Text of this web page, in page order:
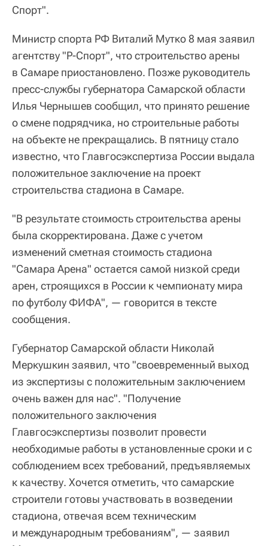
Спорт".
Министр спорта РФ Виталий Мутко 8 мая заявил
агентству "Р-Спорт", что строительство арены
в Самаре приостановлено. Позже руководитель
пресс-службы губернатора Самарской области
Илья Чернышев сообщил, что принято решение
о смене подрядчика, но строительные работы
на объекте не прекращались. В пятницу стало
известно, что Главгосэкспертиза России выдала
положительное заключение на проект
строительства стадиона в Самаре.
"В результате стоимость строительства арены
была скорректирована. Даже с учетом
изменений сметная стоимость стадиона
"Самара Арена" остается самой низкой среди
арен, строящихся в России к чемпионату мира
по футболу ФИФА", — говорится в тексте
сообщения.
Губернатор Самарской области Николай
Меркушкин заявил, что "своевременный выход
из экспертизы с положительным заключением
очень важен для нас". "Получение
положительного заключения
Главгосэкспертизы позволит провести
необходимые работы в установленные сроки и с
соблюдением всех требований, предъявляемых
к качеству. Хочется отметить, что самарские
строители готовы участвовать в возведении
стадиона, отвечая всем техническим
и международным требованиям", — заявил